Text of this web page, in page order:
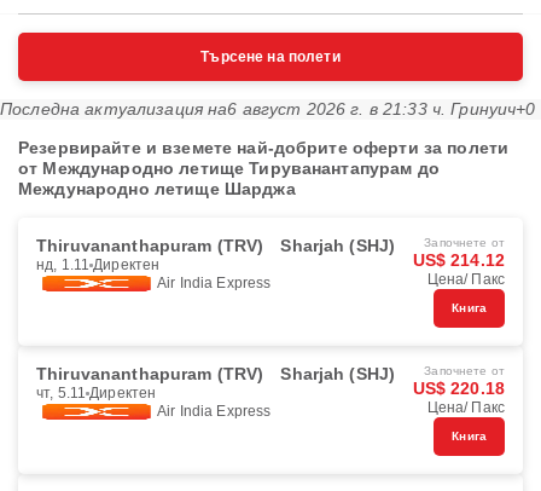
Търсене на полети
Последна актуализация на6 август 2026 г. в 21:33 ч. Гринуич+0
Резервирайте и вземете най-добрите оферти за полети
от Международно летище Тируванантапурам до
Международно летище Шарджа
Thiruvananthapuram (TRV) Sharjah (SHJ)
нд, 1.11 Директен
Air India Express
Започнете от
US$ 214.12
Цена/ Пакс
Книга
Thiruvananthapuram (TRV) Sharjah (SHJ)
чт, 5.11 Директен
Air India Express
Започнете от
US$ 220.18
Цена/ Пакс
Книга